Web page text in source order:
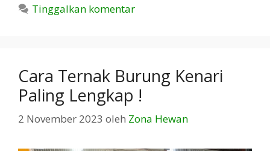
Tinggalkan komentar
Cara Ternak Burung Kenari
Paling Lengkap !
2 November 2023 oleh Zona Hewan